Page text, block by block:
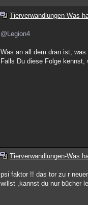
Tierverwandlungen-Was
@Legion4
Was an all dem dran ist,
Falls Du diese Folge
Tierverwandlungen-Was
psi faktor !! das tor zu r
willst ,kannst du nur bücher